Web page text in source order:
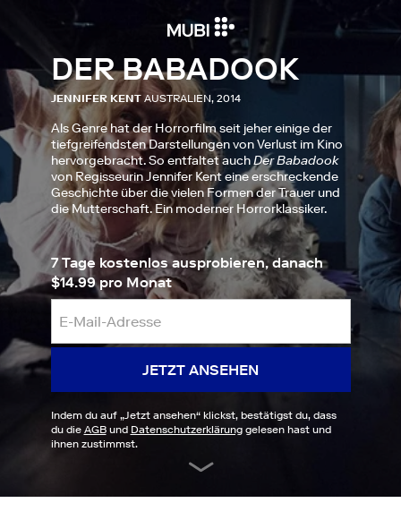
DER BABADOOK
JENNIFER KENT AUSTRALIEN, 2014
Als Genre hat der Horrorfilm seit jeher einige der
tiefgreifendsten Darstellungen von Verlust im Kino
hervorgebracht. So entfaltet auchDer Babadook
von Regisseurin Jennifer Kent eine erschreckende
Geschichte über die vielen Formen der Trauer und
die Mutterschaft. Ein moderner Horrorklassiker.
7 Tage kostenlos ausprobieren, danach
$14.99 pro Monat
JETZT ANSEHEN
Indem du auf „Jetzt ansehen“ klickst, bestätigst du, dass
du die AGBund Datenschutzerklärunggelesen hast und
ihnen zustimmst.